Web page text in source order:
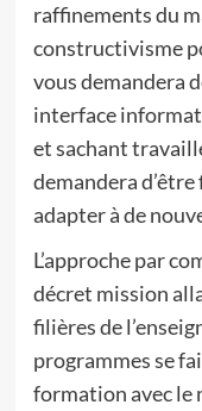
raffinements du
constructivisme
vous demandera
interface
et sachant
demandera
adapter à de
L’approche par
décret mission
filières de
programmes se
formation avec le